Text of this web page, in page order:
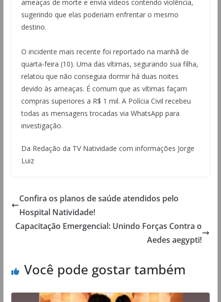
ameaças de morte e envia vídeos contendo violência,
sugerindo que elas poderiam enfrentar o mesmo
destino.
O incidente mais recente foi reportado na manhã de
quarta-feira (10). Uma das vítimas, segurando sua filha,
relatou que não conseguia dormir há duas noites
devido às ameaças. É comum que as vítimas façam
compras superiores a R$ 1 mil. A Polícia Civil recebeu
todas as mensagens trocadas via WhatsApp para
investigação.
Da Redação da TV Natividade com informações Jorge
Luiz
Confira os planos de saúde atendidos pelo
Hospital Natividade!
Capacitação Emergencial: Unindo Forças Contra o
Aedes aegypti!
Você pode gostar também